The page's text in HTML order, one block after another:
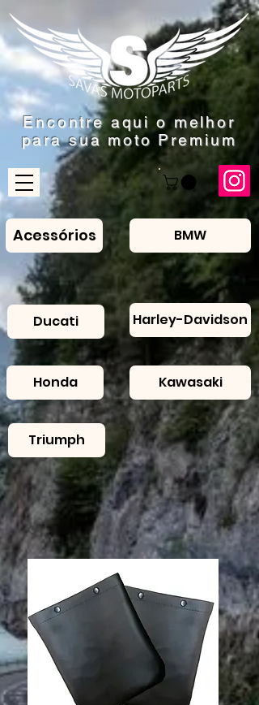
Encontre aqui omelhor
para sua moto Premium
Acessórios
Honda
BMW
Harley-Davidson
Kawasaki
Triumph
Ducati